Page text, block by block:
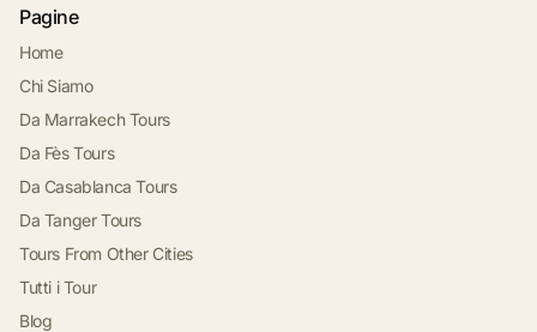
Pagine
Home
Chi Siamo
Da Marrakech Tours
Da Fès Tours
Da Casablanca Tours
Da Tanger Tours
Tours From Other Cities
Tutti i Tour
Blog